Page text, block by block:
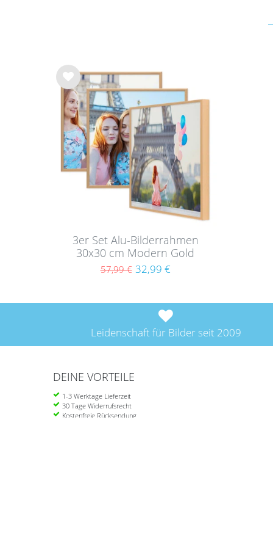
Wu
nsc
hlist
e
3er Set Alu-Bilderrahmen
30x30 cm Modern Gold
Aluminium-Rahmen
57,99 € 32,99 €
Leidenschaft für Bilder seit 2009
DEINE VORTEILE
1-3 Werktage Lieferzeit
30 Tage Widerrufsrecht
Kostenfreie Rücksendung